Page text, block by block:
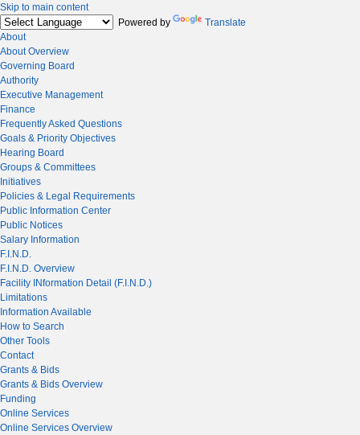
Skip to main content
Powered by
Translate
About
About Overview
Governing Board
Authority
Executive Management
Finance
Frequently Asked Questions
Goals & Priority Objectives
Hearing Board
Groups & Committees
Initiatives
Policies & Legal Requirements
Public Information Center
Public Notices
Salary Information
F.I.N.D.
F.I.N.D. Overview
Facility INformation Detail (F.I.N.D.)
Limitations
Information Available
How to Search
Other Tools
Contact
Grants & Bids
Grants & Bids Overview
Funding
Online Services
Online Services Overview